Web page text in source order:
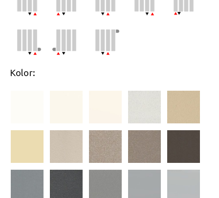
Kolor: